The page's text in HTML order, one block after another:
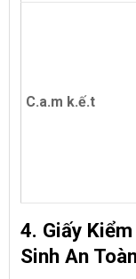
C.a.m k.ế.t
4. Giấy
Sinh An